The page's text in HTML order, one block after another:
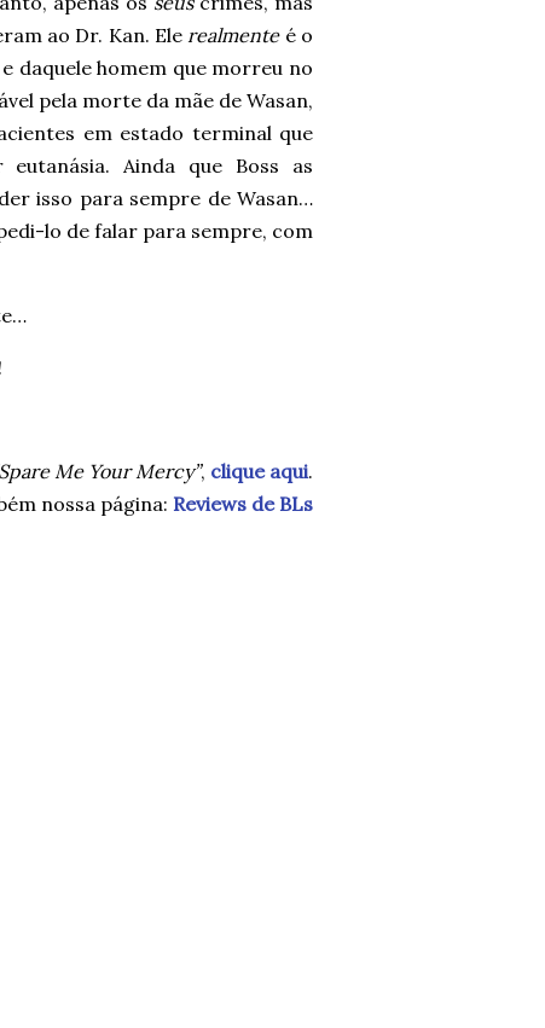
ao Dr. Kan. Elerealmenteé o
daquele homem que morreu no
pela morte da mãe de Wasan,
em estado terminal que
Ainda que Boss as
isso para sempre de Wasan…
lo de falar para sempre, com
Me Your Mercy”, clique aqui.
nossa página: Reviews de BLs